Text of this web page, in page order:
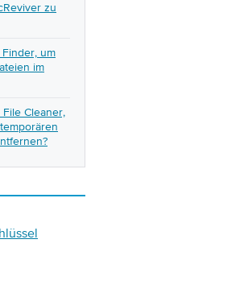
zu
um
im
Cleaner,